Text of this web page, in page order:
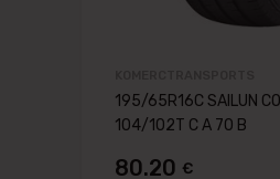
195/65R16C SAILUN
104/102T C A 70 B
80.20 €